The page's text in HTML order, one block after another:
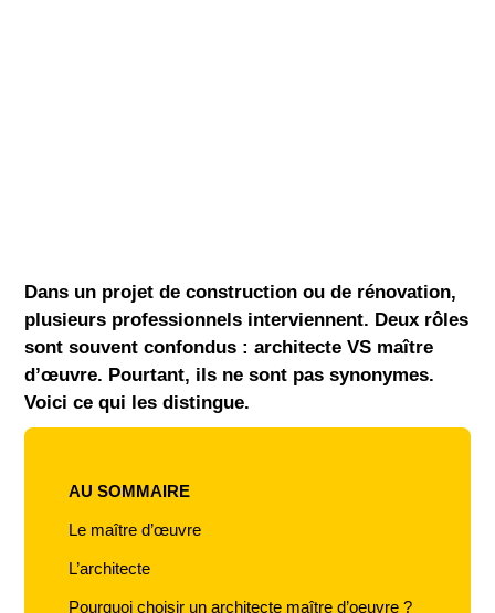
Dans un projet de construction ou de rénovation,
plusieurs professionnels interviennent. Deux rôles
sont souvent confondus :architecte VS maître
d’œuvre. Pourtant, ils ne sont pas synonymes.
Voici ce qui les distingue.
AU SOMMAIRE
Le maître d’œuvre
L’architecte
Pourquoi choisir un architecte maître d’oeuvre ?